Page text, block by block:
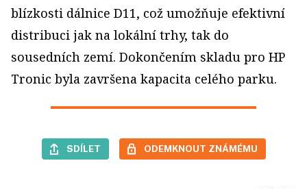
blízkosti dálnice D11, což umožňuje efektivní
distribuci jak na lokální trhy, tak do
sousedních zemí. Dokončením skladu pro HP
Tronic byla završena kapacita celého parku.
SDÍLET ODEMKNOUT ZNÁMÉMU